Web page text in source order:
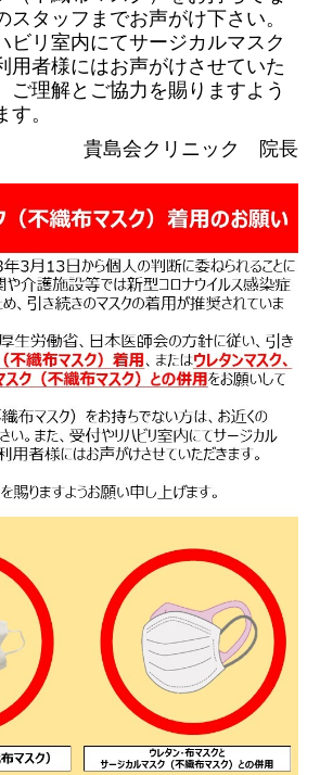
スタッフまでお声がけ下さい。
ビリ室内にてサージカルマスク
用者様にはお声がけさせていた
ご理解とご協力を賜りますよう
。
貴島会クリニック 院長